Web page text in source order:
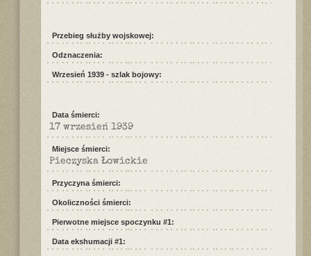
Przebieg służby wojskowej:
Odznaczenia:
Wrzesień 1939 - szlak bojowy:
Data śmierci:
17 wrzesień 1939
Miejsce śmierci:
Pieczyska Łowickie
Przyczyna śmierci:
Okoliczności śmierci:
Pierwotne miejsce spoczynku #1:
Data ekshumacji #1: